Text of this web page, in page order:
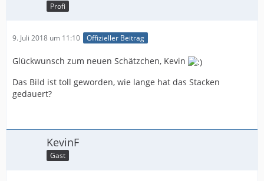
Profi
9. Juli 2018 um 11:10 Offizieller Beitrag
Glückwunsch zum neuen Schätzchen, Kevin
Das Bild ist toll geworden, wie lange hat das Stacken
gedauert?
KevinF
Gast